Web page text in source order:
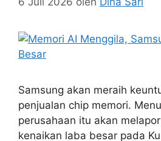
Samsung akan meraih
penjualan chip memori.
perusahaan itu akan
kenaikan laba besar pada